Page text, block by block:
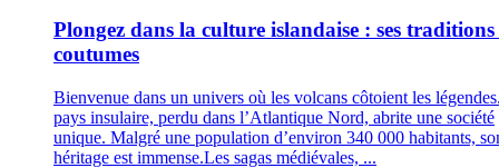
Plongez dans la culture islandaise : ses traditions
coutumes
Bienvenue dans un univers où les volcans côtoient les
pays insulaire, perdu dans l’Atlantique Nord, abrite une société
unique. Malgré une population d’environ 340 000 habitants,
héritage est immense.Les sagas médiévales, ...